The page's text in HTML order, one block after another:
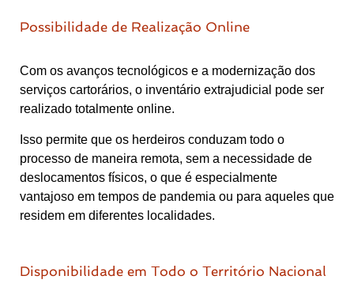
Possibilidade de Realização Online
Com os avanços tecnológicos e a modernização dos
serviços cartorários, o inventário extrajudicial pode ser
realizado totalmente online.
Isso permite que os herdeiros conduzam todo o
processo de maneira remota, sem a necessidade de
deslocamentos físicos, o que é especialmente
vantajoso em tempos de pandemia ou para aqueles que
residem em diferentes localidades.
Disponibilidade em Todo o Território Nacional